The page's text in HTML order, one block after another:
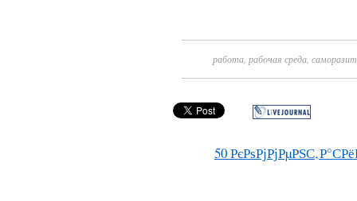
работа, рабочая среда,
50